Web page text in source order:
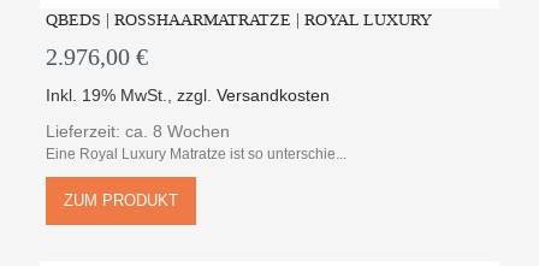
QBEDS | ROSSHAARMATRATZE | ROYAL LUXURY
2.976,00 €
Inkl. 19% MwSt. ,zzgl.Versandkosten
Lieferzeit: ca. 8 Wochen
Eine Royal Luxury Matratze ist so unterschie...
ZUM PRODUKT